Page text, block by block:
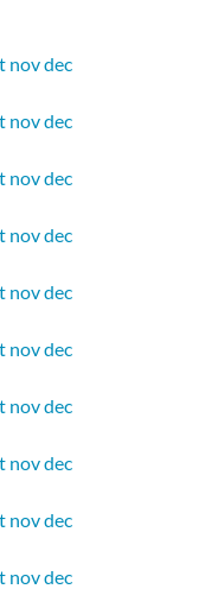
novdec
novdec
novdec
novdec
novdec
novdec
novdec
novdec
novdec
novdec